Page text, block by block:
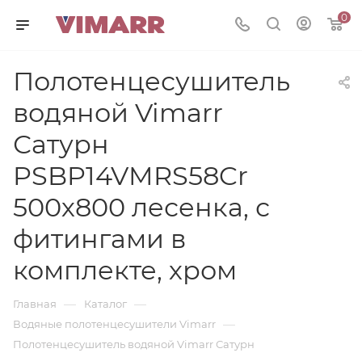
0
Полотенцесушитель
водяной Vimarr
Сатурн
PSBP14VMRS58Cr
500х800 лесенка, с
фитингами в
комплекте, хром
Главная — Каталог —
Водяные полотенцесушители Vimarr —
Полотенцесушитель водяной Vimarr Сатурн